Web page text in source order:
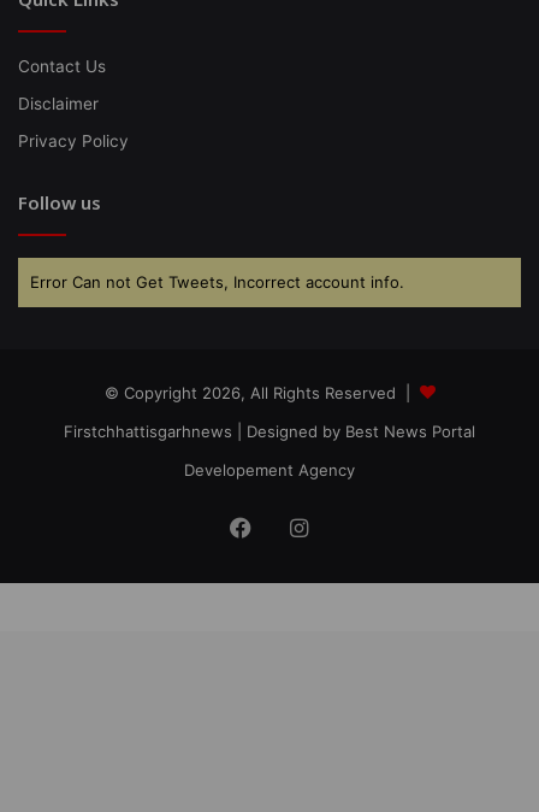
Contact Us
Disclaimer
Privacy Policy
Follow us
Error Can not Get Tweets, Incorrect account info.
© Copyright 2026, All Rights Reserved |
Firstchhattisgarhnews | Designed by Best News Portal
Developement Agency
FacebookInstagram